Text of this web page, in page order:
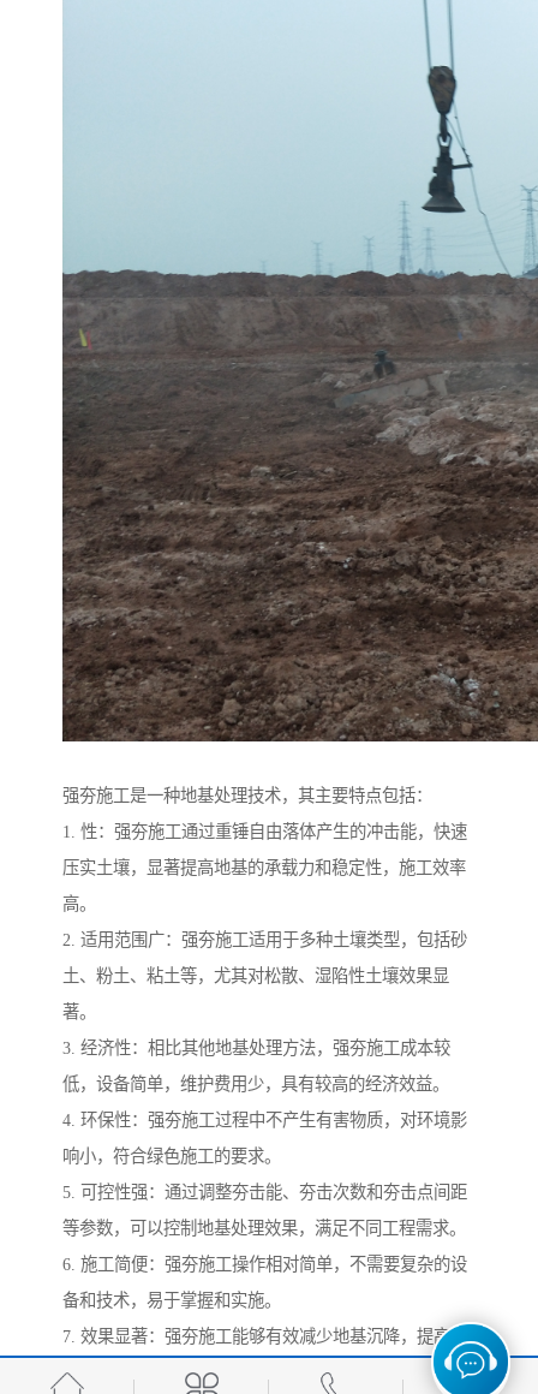
强夯施工是一种地基处理技术，其主要特点包括：
1. 性：强夯施工通过重锤自由落体产生的冲击能，快速
压实土壤，显著提高地基的承载力和稳定性，施工效率
高。
2. 适用范围广：强夯施工适用于多种土壤类型，包括砂
土、粉土、粘土等，尤其对松散、湿陷性土壤效果显
著。
3. 经济性：相比其他地基处理方法，强夯施工成本较
低，设备简单，维护费用少，具有较高的经济效益。
4. 环保性：强夯施工过程中不产生有害物质，对环境影
响小，符合绿色施工的要求。
5. 可控性强：通过调整夯击能、夯击次数和夯击点间距
等参数，可以控制地基处理效果，满足不同工程需求。
6. 施工简便：强夯施工操作相对简单，不需要复杂的设
备和技术，易于掌握和实施。
7. 效果显著：强夯施工能够有效减少地基沉降，提高地
基的密实度和均匀性，增强建筑物的整体稳定性。